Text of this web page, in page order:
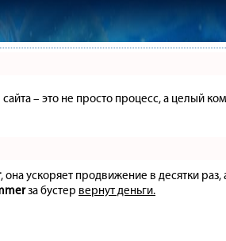
– это не просто процесс, а целый
, она ускоряет продвижение в десятки
за бустер вернут деньги.